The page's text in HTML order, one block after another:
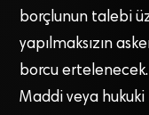
borçlunun talebi
yapılmaksızın
borcu ertelenecek.
Maddi veya